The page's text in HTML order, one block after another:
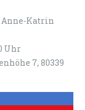
Katrin
Uhr
7, 80339